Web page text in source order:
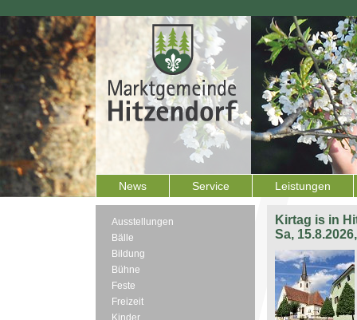
News Service Leistungen
Ausstellungen
Bälle
Bildung
Bühne
Feste
Freizeit
Kinder
Kirtag is in
Sa,